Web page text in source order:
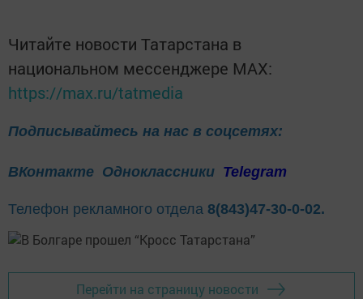
Читайте новости Татарстана в
национальном мессенджере MАХ:
https://max.ru/tatmedia
Подписывайтесь на нас в соцсетях:
ВКонтакте Одноклассники Telegram
Телефон рекламного отдела 8(843)47-30-0-02.
Перейти на страницу новости